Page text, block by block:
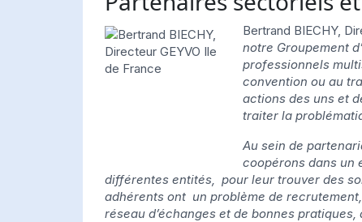
Bertrand BIECHY,
notre Groupement
professionnels
convention ou au
actions des uns et
traiter la
Au sein de
coopérons dans un
différentes entités, pour leur trouver des
adhérents ont un problème de
réseau d’échanges et de bonnes